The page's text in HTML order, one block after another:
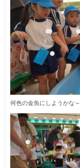
何色の金魚にしようかな～